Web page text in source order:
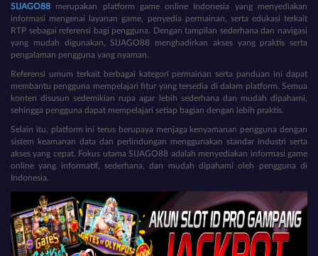
SIJAGO88 merupakan platform game online Indonesia yang menyediakan
informasi mengenai layanan game, penyedia permainan, serta edukasi terkait
RTP sebagai referensi bagi pengguna. Dengan tampilan sederhana dan navigasi
yang mudah digunakan, SIJAGO88 menghadirkan akses yang praktis serta
pengalaman pengguna yang nyaman.
Referensi umum terkait berbagai kategori permainan serta panduan ini dapat
membantu pengguna mempelajari fitur yang tersedia di dalam platform. Semua
konten disusun sedemikian rupa agar lebih sederhana dan mudah dipahami,
sehingga pengguna dapat mempelajari setiap bagian dengan lebih praktis.
Selain itu, platform ini terus berupaya menjaga kenyamanan pengguna dengan
sistem keamanan data dan perlindungan menggunakan standar industri serta
akses yang cepat. Fokus utama SIJAGO88 adalah menyediakan informasi game
online yang informatif, sederhana, dan mudah dipahami oleh pengguna di
Indonesia.